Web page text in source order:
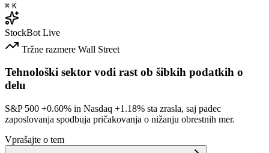
⌘ K
StockBot Live
Tržne razmere Wall Street
Tehnološki sektor vodi rast ob šibkih podatkih o
delu
S&P 500 +0.60% in Nasdaq +1.18% sta zrasla, saj padec
zaposlovanja spodbuja pričakovanja o nižanju obrestnih mer.
Vprašajte o tem